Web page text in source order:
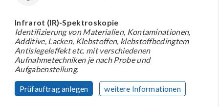
Infrarot (IR)-Spektroskopie
Identifizierung von Materialien, Kontaminationen,
Additive, Lacken, Klebstoffen, klebstoffbedingtem
Antisiegeleffekt etc. mit verschiedenen
Aufnahmetechniken je nach Probe und
Aufgabenstellung.
Prüfauftrag anlegen weitere Informationen